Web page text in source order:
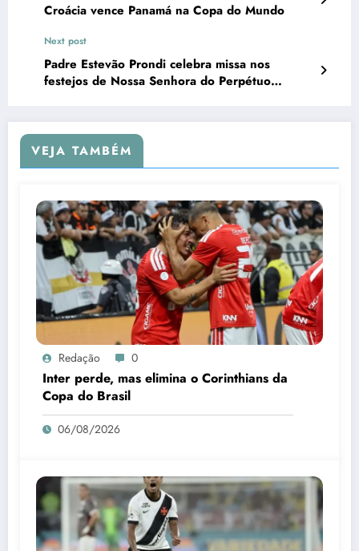
Croácia vence Panamá na Copa do Mundo
Next post
Padre Estevão Prondi celebra missa nos
festejos de Nossa Senhora do Perpétuo
VEJA TAMBÉM
Redação 0
Inter perde, mas elimina o Corinthians da
Copa do Brasil
06/08/2026